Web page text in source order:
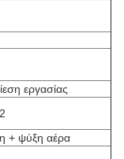
εργασίας
+ ψύξη αέρα